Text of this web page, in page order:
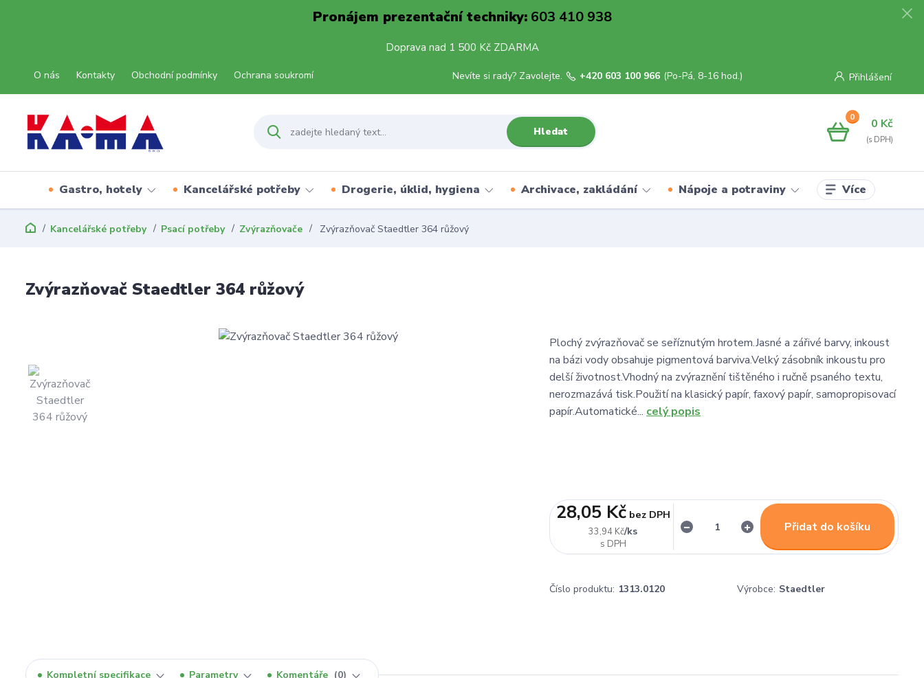
Pronájem prezentační techniky:603 410 938
Doprava nad 1 500 Kč ZDARMA
O nás Kontakty Obchodní podmínky Ochrana soukromí Přihlášení
Hledat
Nevíte si rady? Zavolejte. +420 603 100 966 (Po-Pá, 8-16 hod.)
0 0 Kč
Gastro, hotely Kancelářské potřeby Drogerie, úklid, hygiena Archivace, zakládání Nápoje a potraviny Více
Kancelářské potřeby Psací potřeby Zvýrazňovače Zvýrazňovač Staedtler 364 růžový
Zvýrazňovač Staedtler 364 růžový
Plochý zvýrazňovač se seříznutým hrotem.Jasné a zářivé barvy, inkoust
na bázi vody obsahuje pigmentová barviva.Velký zásobník inkoustu pro
delší životnost.Vhodný na zvýraznění tištěného i ručně psaného textu,
nerozmazává tisk.Použití na klasický papír, faxový papír, samopropisovací
papír.Automatické... celý popis
33,94 Kč/ks
28,05 Kč bez DPH
Přidat do košíku
Číslo produktu: 1313.0120 Výrobce: Staedtler
Kompletní specifikace Parametry Komentáře 0